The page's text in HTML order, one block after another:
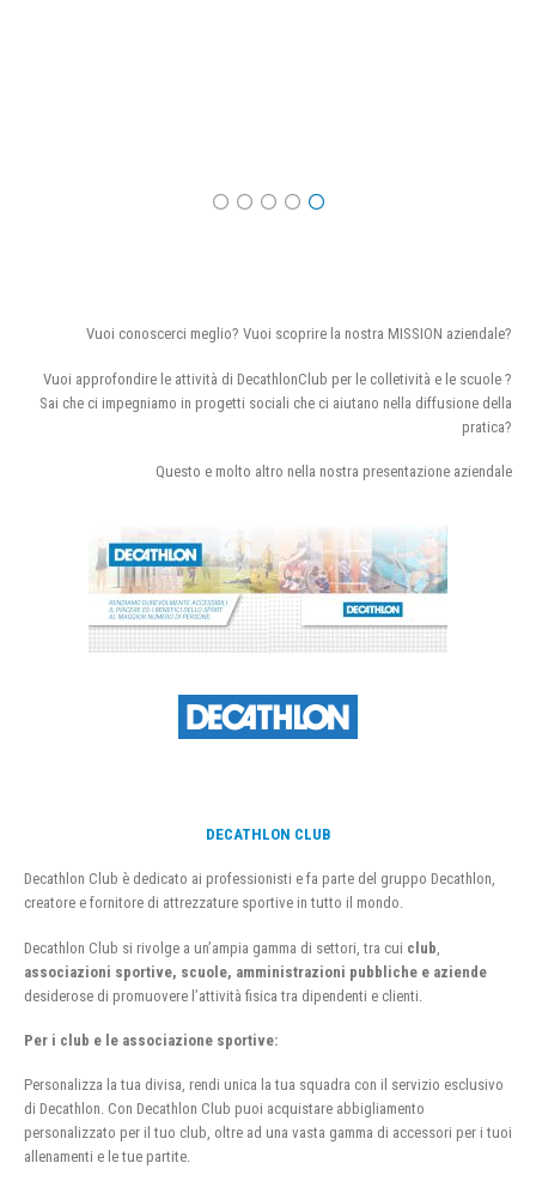
Vuoi conoscerci meglio? Vuoi scoprire la nostra MISSION aziendale?
Vuoi approfondire le attività di DecathlonClub per le colletività e le scuole ?
Sai che ci impegniamo in progetti sociali che ci aiutano nella diffusione della
pratica?
Questo e molto altro nella nostra presentazione aziendale
DECATHLON CLUB
Decathlon Club è dedicato ai professionisti e fa parte del gruppo Decathlon,
creatore e fornitore di attrezzature sportive in tutto il mondo.
Decathlon Club si rivolge a un’ampia gamma di settori, tra cui club
associazioni sportive, scuole, amministrazioni pubbliche e aziende
desiderose di promuovere l’attività fisica tra dipendenti e clienti.
Per i club e le associazione sportive:
Personalizza la tua divisa, rendi unica la tua squadra con il servizio esclusivo
di Decathlon. Con Decathlon Club puoi acquistare abbigliamento
personalizzato per il tuo club, oltre ad una vasta gamma di accessori per i tuoi
allenamenti e le tue partite.